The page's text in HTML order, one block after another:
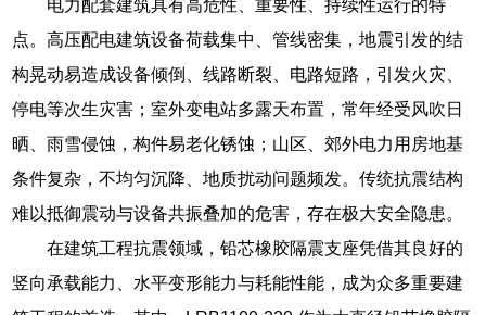
电力配套建筑具有高危性、重要性、持续性运行的特
点。高压配电建筑设备荷载集中、管线密集，地震引发的结
构晃动易造成设备倾倒、线路断裂、电路短路，引发火灾、
停电等次生灾害；室外变电站多露天布置，常年经受风吹日
晒、雨雪侵蚀，构件易老化锈蚀；山区、郊外电力用房地基
条件复杂，不均匀沉降、地质扰动问题频发。传统抗震结构
难以抵御震动与设备共振叠加的危害，存在极大安全隐患。
在建筑工程抗震领域，铅芯橡胶隔震支座凭借其良好的
竖向承载能力、水平变形能力与耗能性能，成为众多重要建